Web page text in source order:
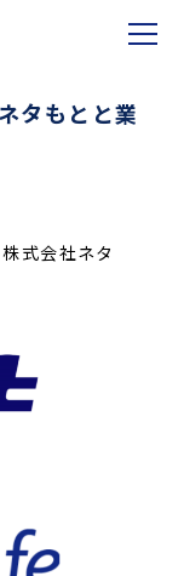
タもとと業
式会社ネタ